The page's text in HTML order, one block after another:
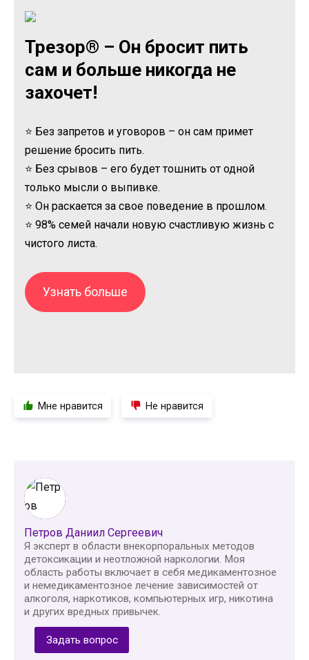
Трезор® – Он бросит пить
сам и больше никогда не
захочет!
⭐ Без запретов и уговоров – он сам примет
решение бросить пить.
⭐ Без срывов – его будет тошнить от одной
только мысли о выпивке.
⭐ Он раскается за свое поведение в прошлом.
⭐ 98% семей начали новую счастливую жизнь с
чистого листа.
Узнать больше
Мне нравится Не нравится
Петров Даниил Сергеевич
Я эксперт в области внекорпоральных методов
детоксикации и неотложной наркологии. Моя
область работы включает в себя медикаментозное
и немедикаментозное лечение зависимостей от
алкоголя, наркотиков, компьютерных игр, никотина
и других вредных привычек.
Задать вопрос